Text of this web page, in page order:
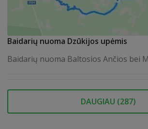
Baidarių nuoma Dzūkijos upėmis
Baidarių nuoma Baltosios Ančios bei
DAUGIAU (287)